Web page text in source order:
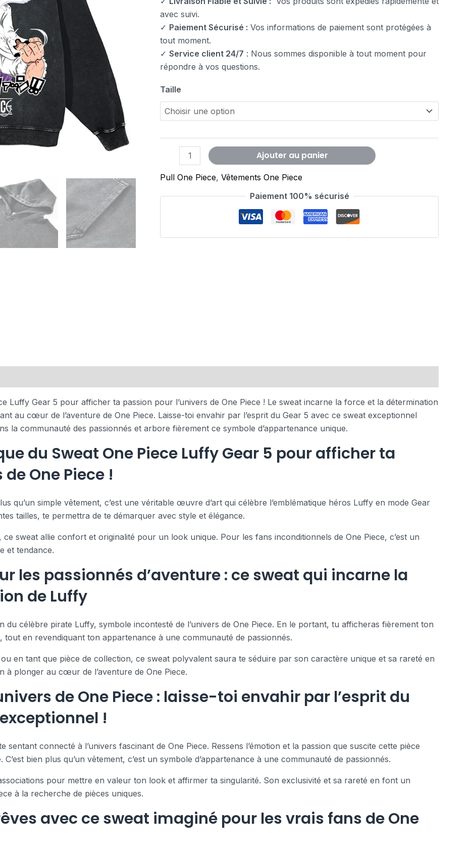
avec suivi.
✓ Paiement Sécurisé : Vos informations de paiement sont protégées à
tout moment.
✓ Service client 24/7 : Nous sommes disponible à tout moment pour
répondre à vos questions.
Taille
Ajouter au panier
Pull One Piece, Vêtements One Piece
Paiement 100% sécurisé
Luffy Gear 5 pour afficher ta passion pour l’univers de One Piece ! Le sweat incarne la force et la détermination
au cœur de l’aventure de One Piece. Laisse-toi envahir par l’esprit du Gear 5 avec ce sweat exceptionnel
la communauté des passionnés et arbore fièrement ce symbole d’appartenance unique.
du Sweat One Piece Luffy Gear 5 pour afficher ta
One Piece !
qu’un simple vêtement, c’est une véritable œuvre d’art qui célèbre l’emblématique héros Luffy en mode Gear
tailles, te permettra de te démarquer avec style et élégance.
sweat allie confort et originalité pour un look unique. Pour les fans inconditionnels de One Piece, c’est un
et tendance.
les passionnés d’aventure : ce sweat qui incarne la
de Luffy
du célèbre pirate Luffy, symbole incontesté de l’univers de One Piece. En le portant, tu afficheras fièrement ton
en revendiquant ton appartenance à une communauté de passionnés.
en tant que pièce de collection, ce sweat polyvalent saura te séduire par son caractère unique et sa rareté en
à plonger au cœur de l’aventure de One Piece.
de One Piece : laisse-toi envahir par l’esprit du
!
connecté à l’univers fascinant de One Piece. Ressens l’émotion et la passion que suscite cette pièce
bien plus qu’un vêtement, c’est un symbole d’appartenance à une communauté de passionnés.
pour mettre en valeur ton look et affirmer ta singularité. Son exclusivité et sa rareté en font un
à la recherche de pièces uniques.
avec ce sweat imaginé pour les vrais fans de One